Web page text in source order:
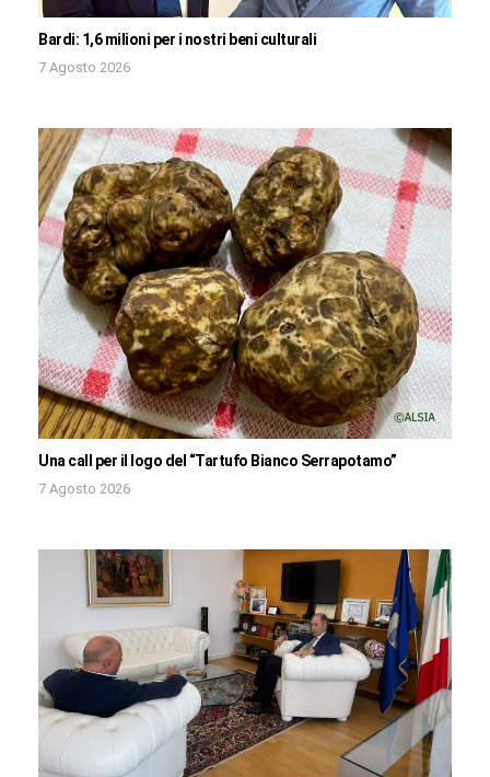
Bardi: 1,6 milioni per i nostri beni culturali
7 Agosto 2026
Una call per il logo del “Tartufo Bianco Serrapotamo”
7 Agosto 2026